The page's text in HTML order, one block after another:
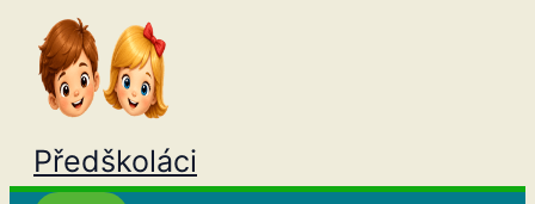
Přeskočit
obsah
Předškoláci